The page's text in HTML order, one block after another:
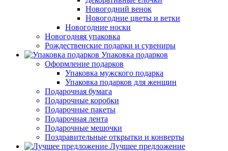
Новогодний венок
Новогодние цветы и ветки
Новогодние носки
Новогодняя упаковка
Рождественские подарки и сувениры
Упаковка подарков
Оформление подарков
Упаковка мужского подарка
Упаковка подарков для женщин
Подарочная бумага
Подарочные коробки
Подарочные пакеты
Подарочная лента
Подарочные мешочки
Поздравительные открытки и конверты
Лучшее предложение